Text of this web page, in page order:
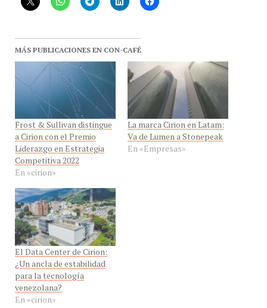
Frost & Sullivan distingue
a Cirion con el Premio
Liderazgo en Estrategia
Competitiva 2022
En «cirion»
La marca Cirion en Latam:
Va de Lumen a Stonepeak
En «Empresas»
El Data Center de Cirion:
¿Un ancla de estabilidad
para la tecnología
venezolana?
En «cirion»